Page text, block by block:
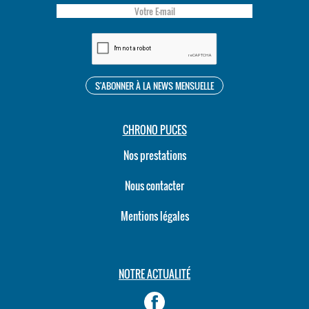
CHRONO PUCES
Nos prestations
Nous contacter
Mentions légales
NOTRE ACTUALITÉ